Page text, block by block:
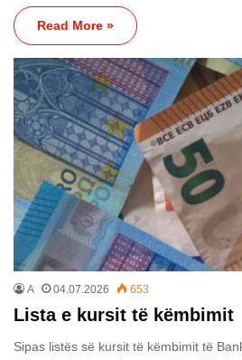
Read More »
A 04.07.2026 653
Lista e kursit të këmbimit
Sipas listës së kursit të këmbimit të